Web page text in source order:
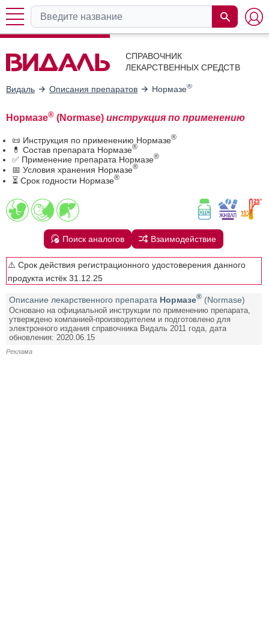
СПРАВОЧНИК
ЛЕКАРСТВЕННЫХ СРЕДСТВ
Видаль Описания препаратов Нормазе®
Нормазе® (Normase) инструкция по применению
📜 Инструкция по применению Нормазе®
💊 Состав препарата Нормазе®
✅ Применение препарата Нормазе®
📅 Условия хранения Нормазе®
⏳ Срок годности Нормазе®
Поиск аналогов Взаимодействие
⚠️ Срок действия регистрационного удостоверения данного
продукта истёк 31.12.25
Описание лекарственного препарата Нормазе® (Normase)
Основано на официальной инструкции по применению препарата,
утверждено компанией-производителем и подготовлено для
электронного издания справочника Видаль 2011 года, дата
обновления: 2020.06.15
Реклама